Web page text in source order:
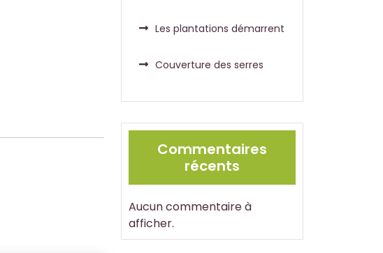
Les plantations démarrent
Couverture des serres
Commentaires
récents
Aucun commentaire à
afficher.